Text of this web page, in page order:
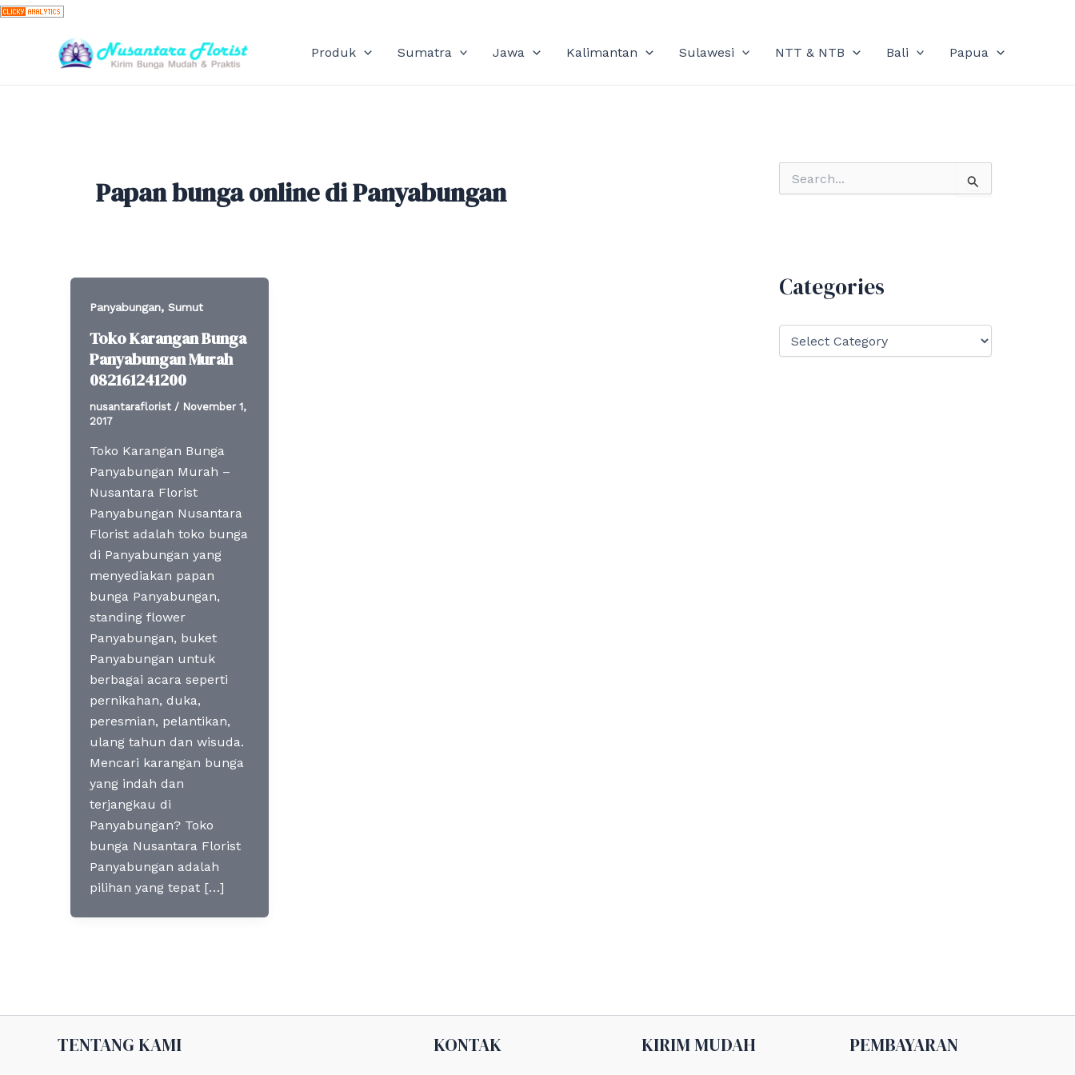
Skip
content
Produk Sumatra Jawa Kalimantan Sulawesi NTT & NTB Bali Papua
Papan bunga online di Panyabungan
Panyabungan, Sumut
Toko Karangan Bunga
Panyabungan Murah
082161241200
nusantaraflorist / November 1,
2017
Toko Karangan Bunga
Panyabungan Murah –
Nusantara Florist
Panyabungan Nusantara
Florist adalah toko bunga
di Panyabungan yang
menyediakan papan
bunga Panyabungan,
standing flower
Panyabungan, buket
Panyabungan untuk
berbagai acara seperti
pernikahan, duka,
peresmian, pelantikan,
ulang tahun dan wisuda.
Mencari karangan bunga
yang indah dan
terjangkau di
Panyabungan? Toko
bunga Nusantara Florist
Panyabungan adalah
pilihan yang tepat […]
o
Categories
TENTANG KAMI KONTAK KIRIM MUDAH PEMBAYARAN